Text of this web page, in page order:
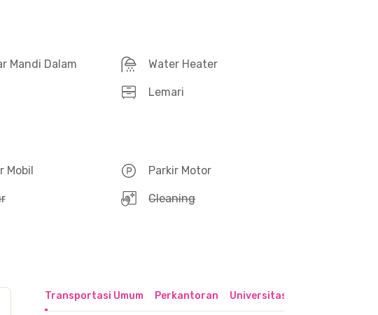
Mandi Dalam Water Heater
Lemari
Mobil Parkir Motor
Cleaning
Transportasi Umum Perkantoran Universitas